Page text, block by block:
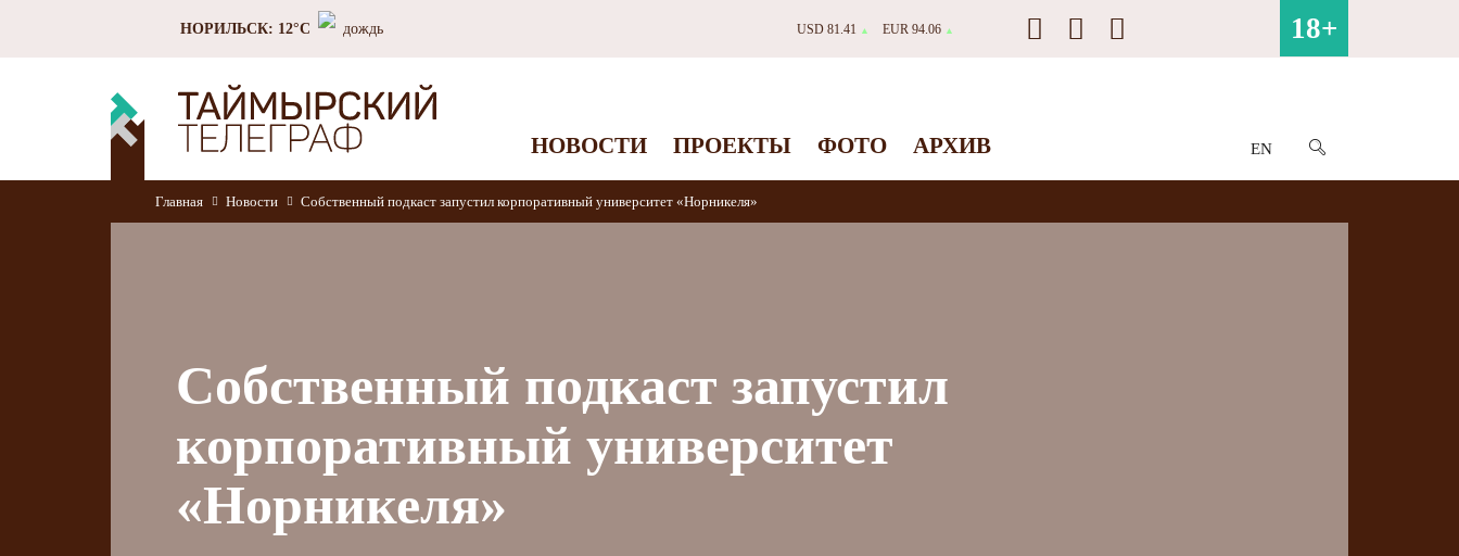
НОРИЛЬСК: 12°C дождь USD 81.41 ▲ EUR 94.06 ▲ 18+
НОВОСТИ ПРОЕКТЫ ФОТО АРХИВ EN
Главная Новости Собственный подкаст запустил корпоративный университет «Норникеля»
Собственный подкаст запустил
корпоративный университет
«Норникеля»